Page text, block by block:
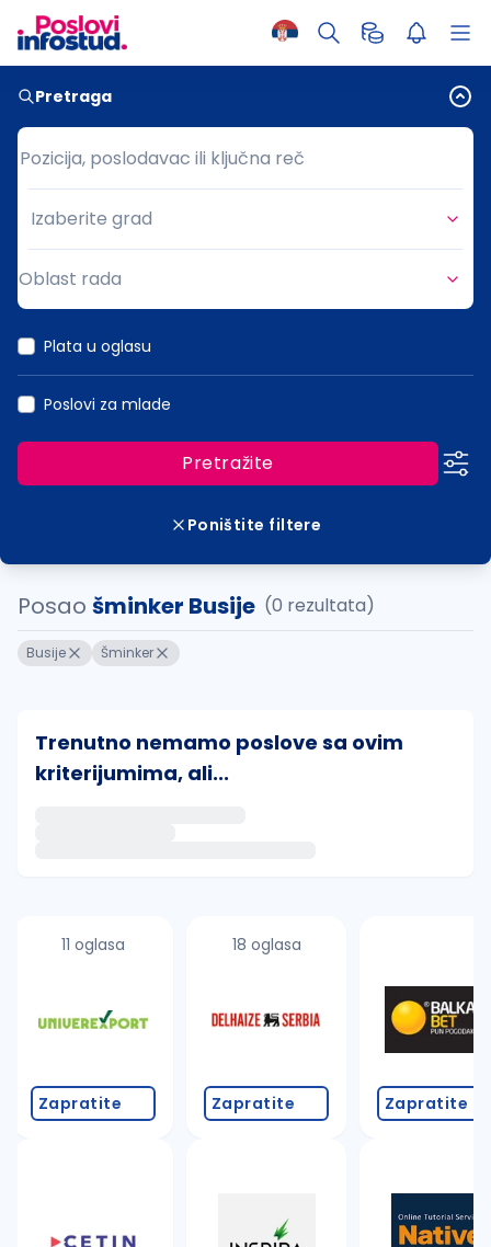
Pretraga
Pozicija, poslodavac ili ključna reč
Pozicija, poslodavac ili ključna reč
Grad
Izaberite grad
Oblast rada
Plata u oglasu
Poslovi za mlade
Pretražite
Poništite filtere
Posao šminker Busije (0 rezultata)
Busije Šminker
Trenutno nemamo poslove sa ovim
kriterijumima, ali...
proverite pravopisne greške (koristite č, ć, š, đ,
promenite odabrane filtere pretrage
11 oglasa
Zapratite
18 oglasa
Zapratite Zapratite